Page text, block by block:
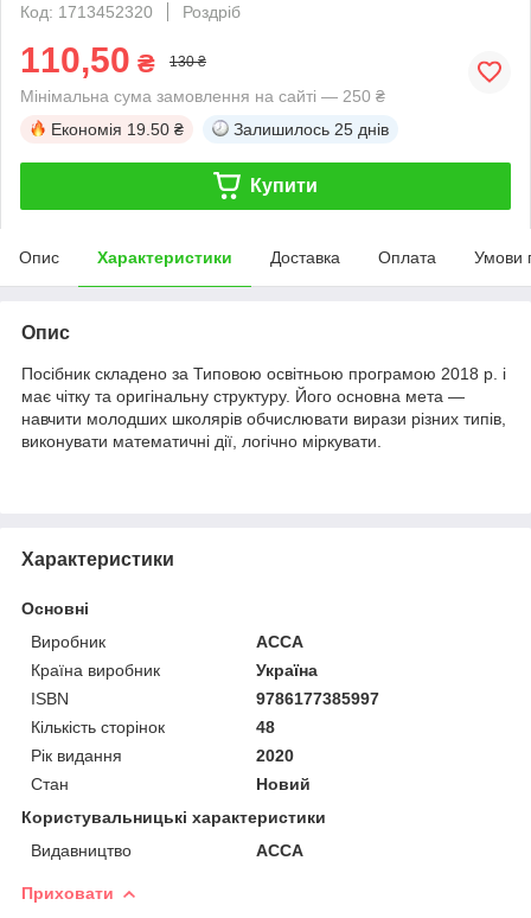
Код: 1713452320
Роздріб
110,50 ₴ 130 ₴
Мінімальна сума замовлення на сайті — 250 ₴
Економія 19.50 ₴ Залишилось 25 днів
Купити
Опис Характеристики Доставка Оплата Умови
Опис
Посібник складено за Типовою освітньою програмою 2018 р. і
має чітку та оригінальну структуру. Його основна мета —
навчити молодших школярів обчислювати вирази різних типів,
виконувати математичні дії, логічно міркувати.
Характеристики
Основні
Виробник
АССА
Країна виробник
Україна
ISBN
9786177385997
Кількість сторінок
48
Рік видання
2020
Стан
Новий
Користувальницькі характеристики
Видавництво
АССА
Приховати